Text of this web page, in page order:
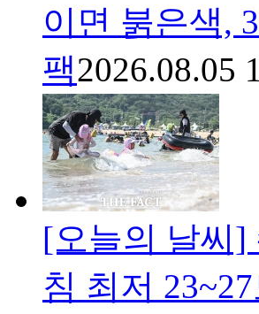
이면 붉은색,
팩2026.08.05
[오늘의 날씨]
침 최저